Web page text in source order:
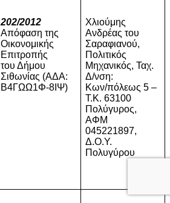
202/2012
Απόφαση της
Οικονομικής
Επιτροπής
του Δήμου
Σιθωνίας (ΑΔΑ:
Β4ΓΩΩ1Φ-8ΙΨ)
Χλιούμης
Ανδρέας του
Σαραφιανού,
Πολιτικός
Μηχανικός, Ταχ.
Δ/νση:
Κων/πόλεως 5 –
Τ.Κ. 63100
Πολύγυρος,
ΑΦΜ
045221897,
Δ.Ο.Υ.
Πολυγύρου